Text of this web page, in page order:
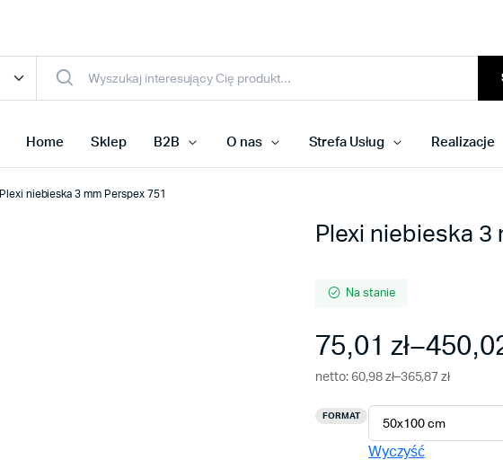
Home Sklep B2B O nas Strefa Usług Realizacje
Plexi niebieska 3 mm Perspex 751
Plexi niebieska 3
Na stanie
75,01 zł–
Zakres
cen:
netto: 60,98 zł–365,87zł
FORMAT
Wyczyść